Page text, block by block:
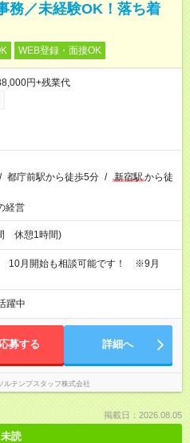
務／未経験OK！落ち着
WEB登録・面接OK
円+残業代
/ 都庁前駅から徒歩5分 / 新宿駅から徒
経営
休憩1時間)
10月開始も相談可能です！ ※9月
躍中
応募する 詳細へ
ルテンプスタッフ株式会社
掲載日：2026.08.05
未読